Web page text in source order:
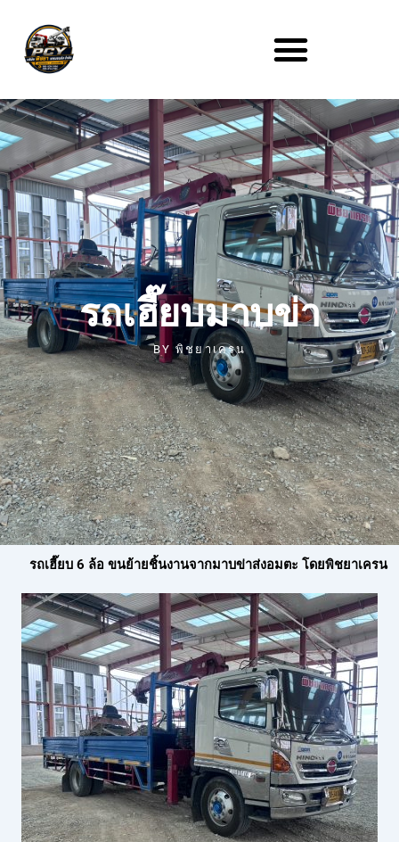
รถเฮี๊ยบมาบข่า
BY พิชยาเครน
รถเฮี๊ยบ 6 ล้อ ขนย้ายชิ้นงานจากมาบข่าส่งอมตะ โดยพิชยาเครน